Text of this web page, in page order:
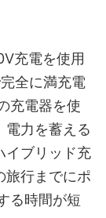
充電を使用
全に満充電
充電器を使
電力を蓄える
イブリッド充
旅行までにポ
る時間が短